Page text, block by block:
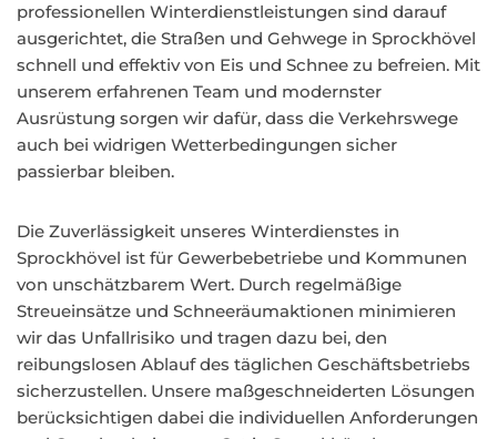
professionellen Winterdienstleistungen sind darauf
ausgerichtet, die Straßen und Gehwege in Sprockhövel
schnell und effektiv von Eis und Schnee zu befreien. Mit
unserem erfahrenen Team und modernster
Ausrüstung sorgen wir dafür, dass die Verkehrswege
auch bei widrigen Wetterbedingungen sicher
passierbar bleiben.
Die Zuverlässigkeit unseres Winterdienstes in
Sprockhövel ist für Gewerbebetriebe und Kommunen
von unschätzbarem Wert. Durch regelmäßige
Streueinsätze und Schneeräumaktionen minimieren
wir das Unfallrisiko und tragen dazu bei, den
reibungslosen Ablauf des täglichen Geschäftsbetriebs
sicherzustellen. Unsere maßgeschneiderten Lösungen
berücksichtigen dabei die individuellen Anforderungen